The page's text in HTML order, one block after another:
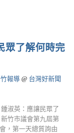
眾了解何時完
報導@ 台灣好新聞
淑英：應讓民眾了
竹市議會第九屆第
，第一天總質詢由